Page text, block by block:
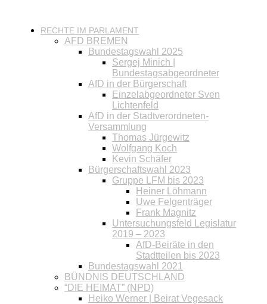
RECHTE IM PARLAMENT
AFD BREMEN
Bundestagswahl 2025
Sergej Minich |
Bundestagsabgeordneter
AfD in der Bürgerschaft
Einzelabgeordneter Sven
Lichtenfeld
AfD in der Stadtverordneten-
Versammlung
Thomas Jürgewitz
Wolfgang Koch
Kevin Schäfer
Bürgerschaftswahl 2023
Gruppe LFM bis 2023
Heiner Löhmann
Uwe Felgenträger
Frank Magnitz
Untersuchungsfeld Legislatur
2019 – 2023
AfD-Beiräte in den
Stadtteilen bis 2023
Bundestagswahl 2021
BÜNDNIS DEUTSCHLAND
“DIE HEIMAT” (NPD)
Heiko Werner | Beirat Vegesack